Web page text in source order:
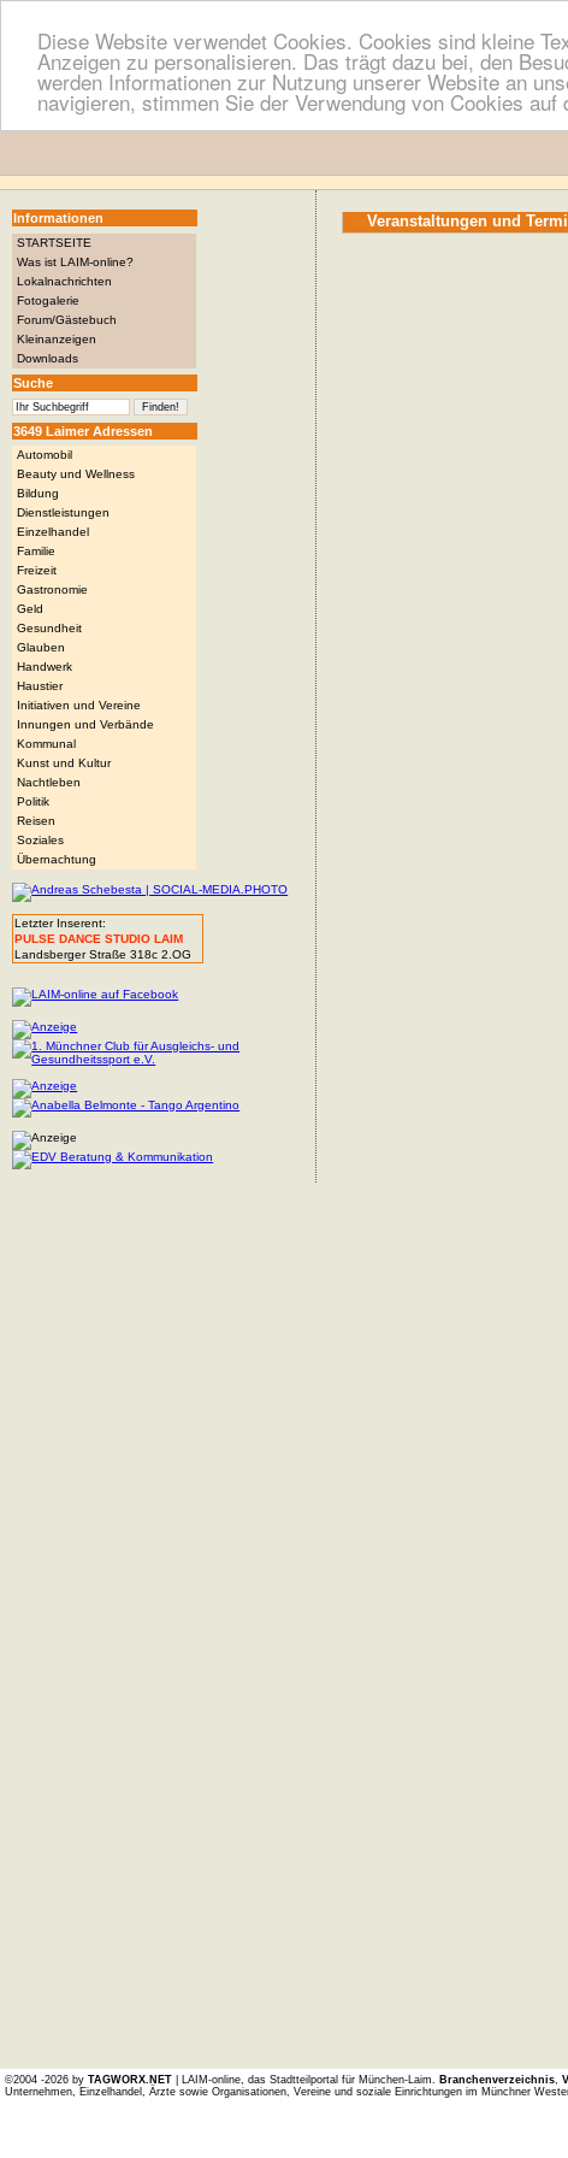
Diese Website verwendet Cookies. Cookies sind kleine
Anzeigen zu personalisieren. Das trägt dazu bei, den
werden Informationen zur Nutzung unserer Website an
navigieren, stimmen Sie der Verwendung von Cookies auf
Informationen
STARTSEITE
Was ist LAIM-online?
Lokalnachrichten
Fotogalerie
Forum/Gästebuch
Kleinanzeigen
Downloads
Suche
3649 Laimer Adressen
Automobil
Beauty und Wellness
Bildung
Dienstleistungen
Einzelhandel
Familie
Freizeit
Gastronomie
Geld
Gesundheit
Glauben
Handwerk
Haustier
Initiativen und Vereine
Innungen und Verbände
Kommunal
Kunst und Kultur
Nachtleben
Politik
Reisen
Soziales
Übernachtung
Letzter Inserent:
PULSE DANCE STUDIO LAIM
Landsberger Straße 318c 2.OG
Veranstaltungen und
©2004 -2026 by TAGWORX.NET| LAIM-online, das Stadtteilportal für München-Laim. Branchenverzeichnis,
Unternehmen, Einzelhandel, Ärzte sowie Organisationen, Vereine und soziale Einrichtungen im Münchner